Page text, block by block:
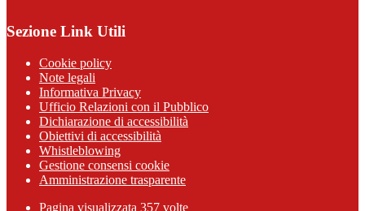
Sezione Link Utili
Cookie policy
Note legali
Informativa Privacy
Ufficio Relazioni con il Pubblico
Dichiarazione di accessibilità
Obiettivi di accessibilità
Whistleblowing
Gestione consensi cookie
Amministrazione trasparente
Pagina visualizzata 357 volte